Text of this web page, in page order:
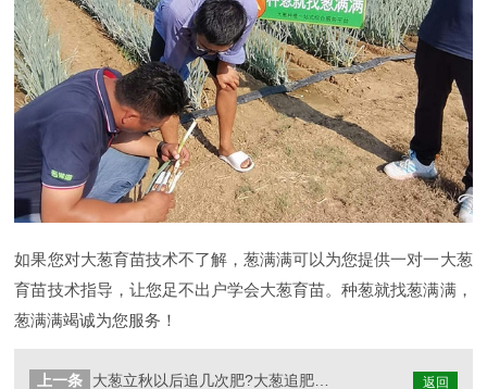
如果您对大葱育苗技术不了解，葱满满可以为您提供一对一大葱
育苗技术指导，让您足不出户学会大葱育苗。种葱就找葱满满，
葱满满竭诚为您服务！
返回
上一条